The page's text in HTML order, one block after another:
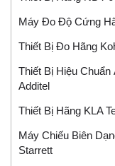
Máy Đo Độ Cứng
Thiết Bị Đo Hãng
Thiết Bị Hiệu
Additel
Thiết Bị Hãng KLA
Máy Chiếu Biên
Starrett